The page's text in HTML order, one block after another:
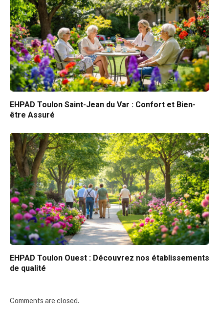
EHPAD Toulon Saint-Jean du Var : Confort et Bien-
être Assuré
EHPAD Toulon Ouest : Découvrez nos établissements
de qualité
Comments are closed.